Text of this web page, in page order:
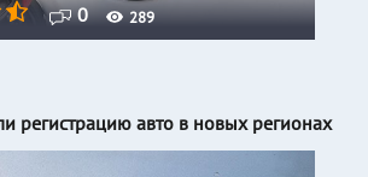
0 289
регистрацию авто в новых регионах